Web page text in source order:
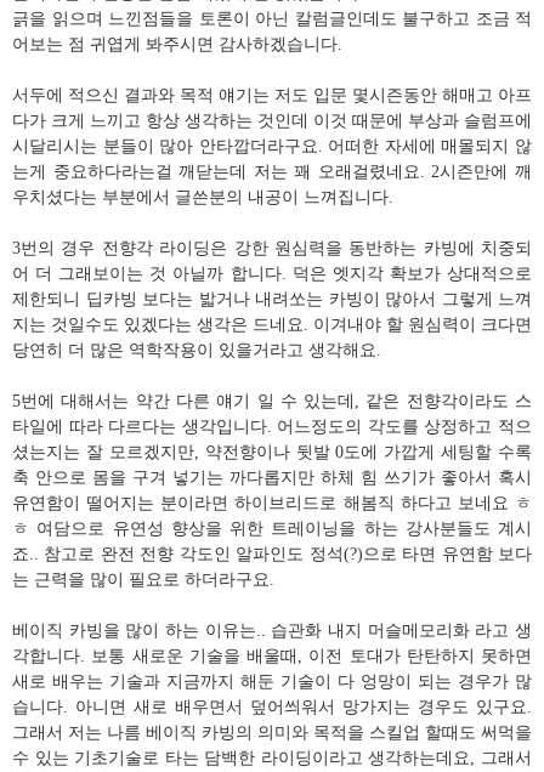
긁을 읽으며 느낀점들을 토론이 아닌 칼럼글인데도 불구하고 조금 적
어보는 점 귀엽게 봐주시면 감사하겠습니다.
서두에 적으신 결과와 목적 얘기는 저도 입문 몇시즌동안 해매고 아프
다가 크게 느끼고 항상 생각하는 것인데 이것 때문에 부상과 슬럼프에
시달리시는 분들이 많아 안타깝더라구요. 어떠한 자세에 매몰되지 않
는게 중요하다라는걸 깨닫는데 저는 꽤 오래걸렸네요. 2시즌만에 깨
우치셨다는 부분에서 글쓴분의 내공이 느껴집니다.
3번의 경우 전향각 라이딩은 강한 원심력을 동반하는 카빙에 치중되
어 더 그래보이는 것 아닐까 합니다. 덕은 엣지각 확보가 상대적으로
제한되니 딥카빙 보다는 밟거나 내려쏘는 카빙이 많아서 그렇게 느껴
지는 것일수도 있겠다는 생각은 드네요. 이겨내야 할 원심력이 크다면
당연히 더 많은 역학작용이 있을거라고 생각해요.
5번에 대해서는 약간 다른 얘기 일 수 있는데, 같은 전향각이라도 스
타일에 따라 다르다는 생각입니다. 어느정도의 각도를 상정하고 적으
셨는지는 잘 모르겠지만, 약전향이나 뒷발 0도에 가깝게 세팅할 수록
축 안으로 몸을 구겨 넣기는 까다롭지만 하체 힘 쓰기가 좋아서 혹시
유연함이 떨어지는 분이라면 하이브리드로 해봄직 하다고 보네요 ㅎ
ㅎ 여담으로 유연성 향상을 위한 트레이닝을 하는 강사분들도 계시
죠.. 참고로 완전 전향 각도인 알파인도 정석(?)으로 타면 유연함 보다
는 근력을 많이 필요로 하더라구요.
베이직 카빙을 많이 하는 이유는.. 습관화 내지 머슬메모리화 라고 생
각합니다. 보통 새로운 기술을 배울때, 이전 토대가 탄탄하지 못하면
새로 배우는 기술과 지금까지 해둔 기술이 다 엉망이 되는 경우가 많
습니다. 아니면 새로 배우면서 덮어씌워서 망가지는 경우도 있구요.
그래서 저는 나름 베이직 카빙의 의미와 목적을 스킬업 할때도 써먹을
수 있는 기초기술로 타는 담백한 라이딩이라고 생각하는데요, 그래서